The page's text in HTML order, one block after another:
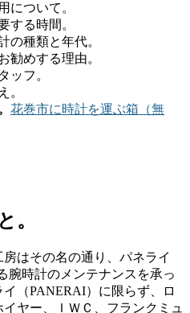
について。
する時間。
の種類と年代。
勧めする理由。
ッフ。
。
花巻市に時計を運ぶ箱（無
。
はその名の通り、パネライ
腕時計のメンテナンスを承っ
（PANERAI）に限らず、ロ
ヤー、ＩＷＣ、フランクミュ